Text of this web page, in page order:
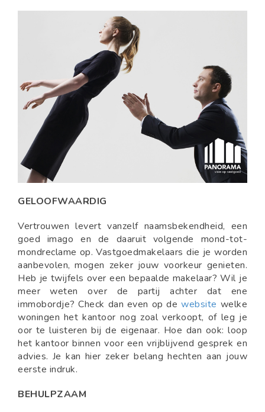
GELOOFWAARDIG
Vertrouwen levert vanzelf naamsbekendheid, een
goed imago en de daaruit volgende mond-tot-
mondreclame op. Vastgoedmakelaars die je worden
aanbevolen, mogen zeker jouw voorkeur genieten.
Heb je twijfels over een bepaalde makelaar? Wil je
meer weten over de partij achter dat ene
immobordje? Check dan even op dewebsite welke
woningen het kantoor nog zoal verkoopt, of leg je
oor te luisteren bij de eigenaar. Hoe dan ook: loop
het kantoor binnen voor een vrijblijvend gesprek en
advies. Je kan hier zeker belang hechten aan jouw
eerste indruk.
BEHULPZAAM